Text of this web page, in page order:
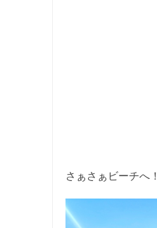
さぁさぁビーチへ！